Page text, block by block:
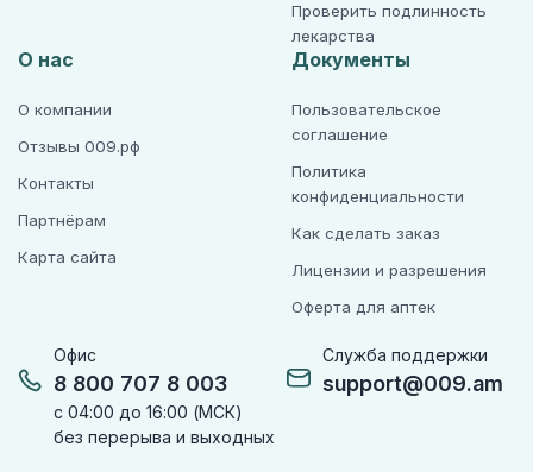
Офис
8 800 707 8 003
с 04:00 до 16:00 (МСК)
без перерыва и выходных
Служба поддержки
support@009.am
Проверить подлинность
лекарства
О нас
О компании
Отзывы 009.рф
Контакты
Партнёрам
Карта сайта
Документы
Пользовательское
соглашение
Политика
конфиденциальности
Как сделать заказ
Лицензии и разрешения
Оферта для аптек